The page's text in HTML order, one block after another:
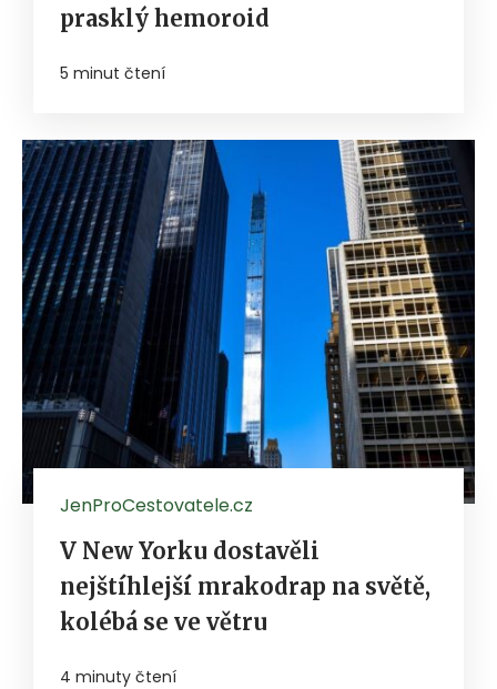
prasklý hemoroid
5 minut čtení
JenProCestovatele.cz
V New Yorku dostavěli
nejštíhlejší mrakodrap na světě,
kolébá se ve větru
4 minuty čtení